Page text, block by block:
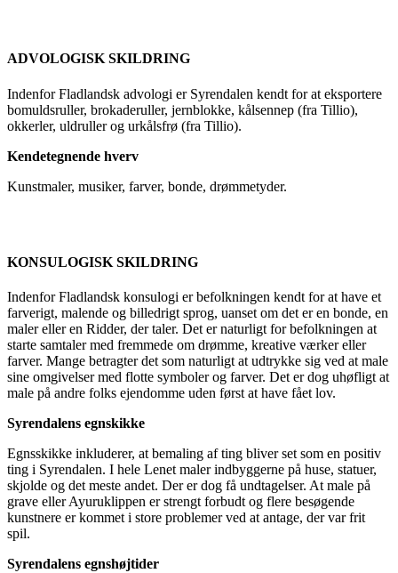
ADVOLOGISK SKILDRING
Indenfor Fladlandsk advologi er Syrendalen kendt for at eksportere
bomuldsruller, brokaderuller, jernblokke, kålsennep (fra Tillio),
okkerler, uldruller og urkålsfrø (fra Tillio).
Kendetegnende hverv
Kunstmaler, musiker, farver, bonde, drømmetyder.
KONSULOGISK SKILDRING
Indenfor Fladlandsk konsulogi er befolkningen kendt for at have et
farverigt, malende og billedrigt sprog, uanset om det er en bonde, en
maler eller en Ridder, der taler. Det er naturligt for befolkningen at
starte samtaler med fremmede om drømme, kreative værker eller
farver. Mange betragter det som naturligt at udtrykke sig ved at male
sine omgivelser med flotte symboler og farver. Det er dog uhøfligt at
male på andre folks ejendomme uden først at have fået lov.
Syrendalens egnskikke
Egnsskikke inkluderer, at bemaling af ting bliver set som en positiv
ting i Syrendalen. I hele Lenet maler indbyggerne på huse, statuer,
skjolde og det meste andet. Der er dog få undtagelser. At male på
grave eller Ayuruklippen er strengt forbudt og flere besøgende
kunstnere er kommet i store problemer ved at antage, der var frit
spil.
Syrendalens egnshøjtider